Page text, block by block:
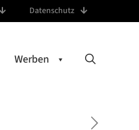
Datenschutz
Werben